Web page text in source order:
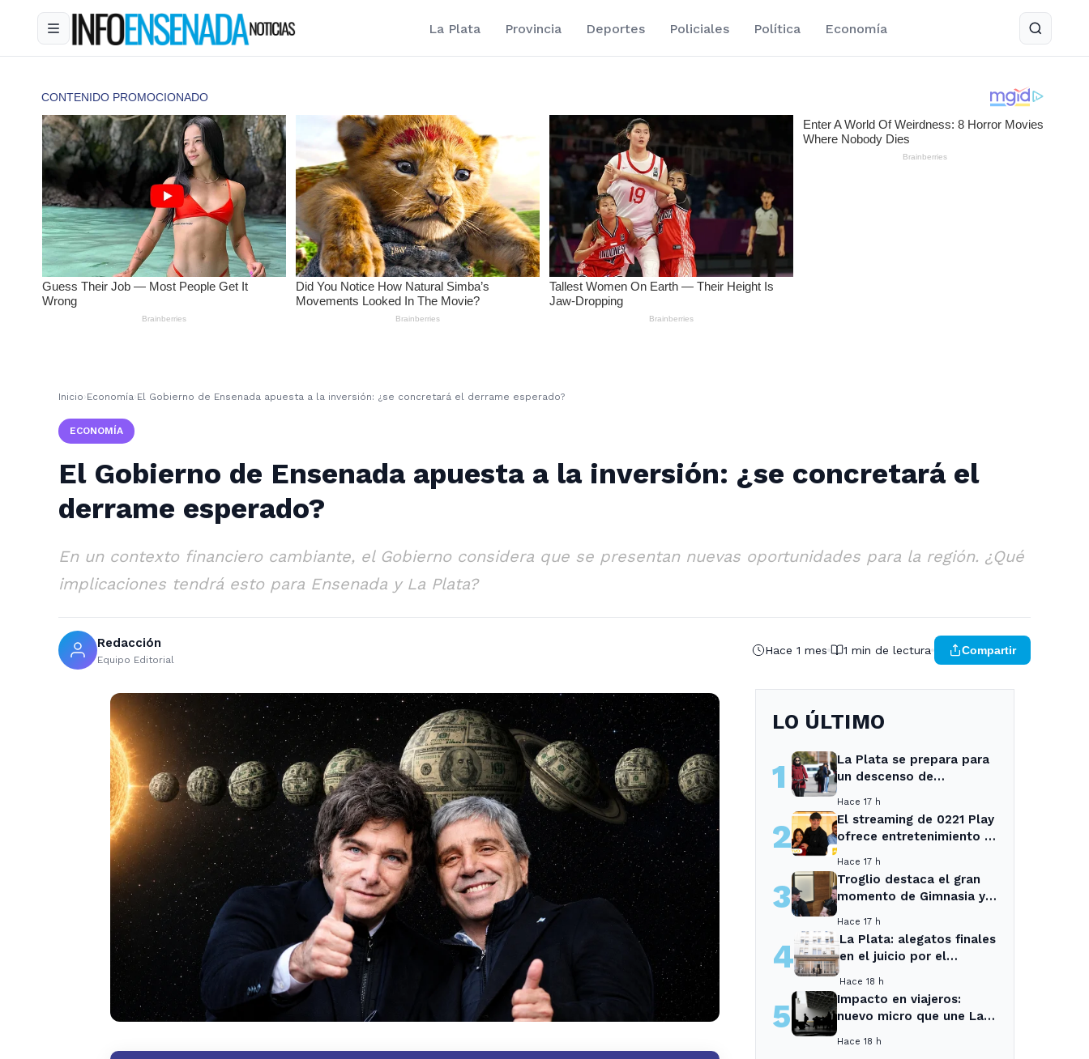
La Plata Provincia Deportes Policiales Política Economía
Inicio ›Economía›El Gobierno de Ensenada apuesta a la inversión: ¿se concretará el derrame esperado?
ECONOMÍA
El Gobierno de Ensenada apuesta a la inversión: ¿se concretará el
derrame esperado?
En un contexto financiero cambiante, el Gobierno considera que se presentan nuevas oportunidades para la región. ¿Qué
implicaciones tendrá esto para Ensenada y La Plata?
Redacción
Equipo Editorial
Hace 1 mes 1 min de lectura Compartir
LO ÚLTIMO
1
La Plata se prepara para
un descenso de
Hace 17 h
2
El streaming de 0221 Play
ofrece entretenimiento y
Hace 17 h
3
Troglio destaca el gran
momento de Gimnasia y
entrenador
Hace 17 h
4
La Plata: alegatos finales
en el juicio por el
Hace 18 h
5
Impacto en viajeros:
nuevo micro que une La
Hace 18 h